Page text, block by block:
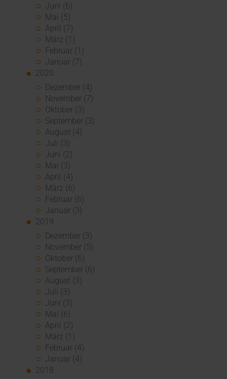
Juni (6)
Mai (5)
April (7)
März (1)
Februar (1)
Januar (7)
2020
Dezember (4)
November (7)
Oktober (3)
September (3)
August (4)
Juli (3)
Juni (2)
Mai (3)
April (4)
März (6)
Februar (6)
Januar (3)
2019
Dezember (3)
November (5)
Oktober (6)
September (6)
August (3)
Juli (3)
Juni (3)
Mai (6)
April (2)
März (1)
Februar (4)
Januar (4)
2018